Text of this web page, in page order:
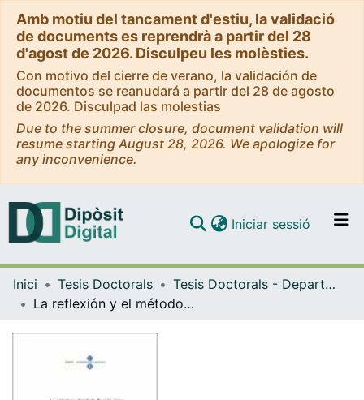
Amb motiu del tancament d'estiu, la validació
de documents es reprendrà a partir del 28
d'agost de 2026. Disculpeu les molèsties.
Con motivo del cierre de verano, la validación de
documentos se reanudará a partir del 28 de agosto
de 2026. Disculpad las molestias
Due to the summer closure, document validation will
resume starting August 28, 2026. We apologize for
any inconvenience.
Navega per tot el DD
Iniciar sessió (current)
Inici Tesis Doctorals
Tesis Doctorals - Departament - Història de la Filosofia, Estètica i Filosofia de la Cultura
La reflexión y el método. Estudio de las determinaciones reflexivas en la "Ciencia de la Lógica" de Hegel